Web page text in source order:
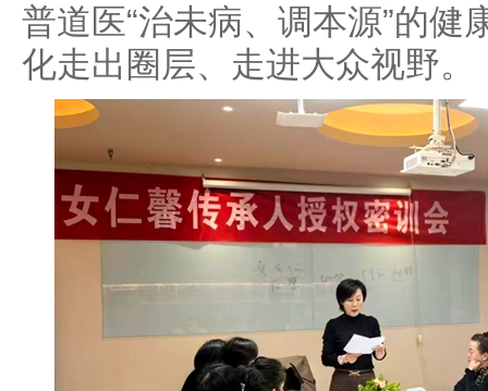
普道医“治未病、调本源”的健
化走出圈层、走进大众视野。